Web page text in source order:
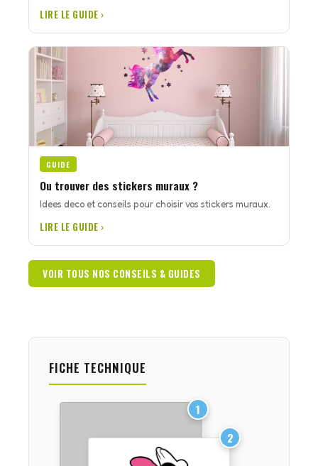
LIRE LE GUIDE ›
GUIDE
Ou trouver des stickers muraux ?
Idees deco et conseils pour choisir vos stickers muraux.
LIRE LE GUIDE ›
VOIR TOUS NOS CONSEILS & GUIDES
FICHE TECHNIQUE
1
2